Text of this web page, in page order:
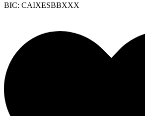
BIC: CAIXESBBXXX